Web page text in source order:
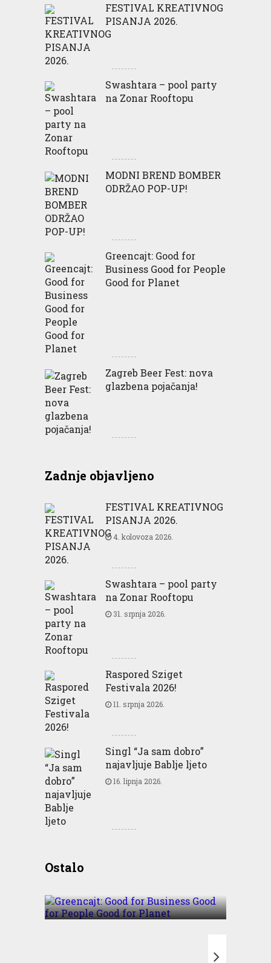
FESTIVAL KREATIVNOG
PISANJA 2026.
Swashtara – pool party
na Zonar Rooftopu
MODNI BREND BOMBER
ODRŽAO POP-UP!
Greencajt: Good for
Business Good for People
Good for Planet
Zagreb Beer Fest: nova
glazbena pojačanja!
Zadnje objavljeno
FESTIVAL KREATIVNOG
PISANJA 2026.
4. kolovoza 2026.
Swashtara – pool party
na Zonar Rooftopu
31. srpnja 2026.
Raspored Sziget
Festivala 2026!
11. srpnja 2026.
Singl “Ja sam dobro”
najavljuje Bablje ljeto
16. lipnja 2026.
OstaloBusiness Good for People